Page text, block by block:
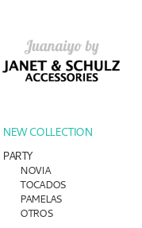
NEW COLLECTION
PARTY
NOVIA
TOCADOS
PAMELAS
OTROS